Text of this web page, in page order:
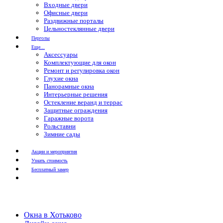
Входные двери
Офисные двери
Раздвижные порталы
Цельностеклянные двери
Перголы
Еще...
Аксессуары
Комплектующие для окон
Ремонт и регулировка окон
Глухие окна
Панорамные окна
Интерьерные решения
Остекление веранд и террас
Защитные ограждения
Гаражные ворота
Рольставни
Зимние сады
Акции и мероприятия
Узнать стоимость
Бесплатный замер
Окна в Хотьково